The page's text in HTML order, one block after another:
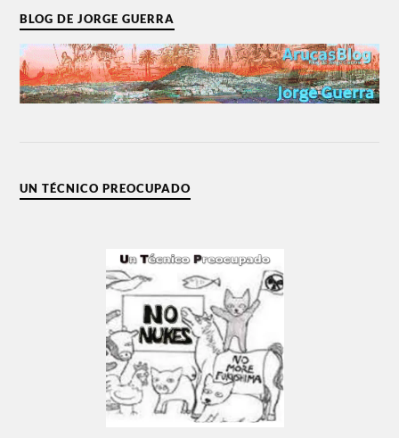
BLOG DE JORGE GUERRA
UN TÉCNICO PREOCUPADO